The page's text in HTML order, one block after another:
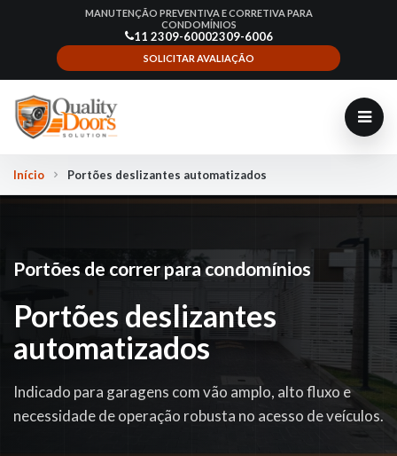
MANUTENÇÃO PREVENTIVA E CORRETIVA PARA
CONDOMÍNIOS
11 2309-60002309-6006
SOLICITAR AVALIAÇÃO
Início Portões deslizantes automatizados
Portões de correr para condomínios
Portões deslizantes
automatizados
Indicado para garagens com vão amplo, alto fluxo e
necessidade de operação robusta no acesso de veículos.